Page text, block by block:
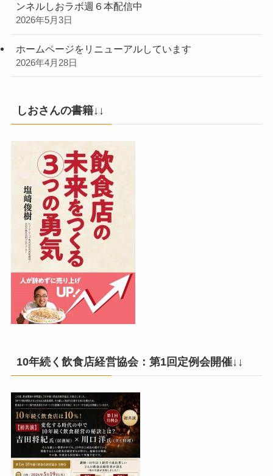
ンネルしおラボ週６本配信中
2026年5月3日
ホームページをリニューアルしています
2026年4月28日
しおさんの書籍↓↓
10年続く飲食店経営協会：第1回定例会開催↓↓